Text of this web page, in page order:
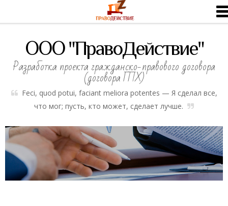
ООО "ПравоДействие"
Разработка проекта гражданско-правового договора
(договора ГПХ)
Feci, quod potui, faciant meliora potentes — Я сделал все,
что мог; пусть, кто может, сделает лучше.